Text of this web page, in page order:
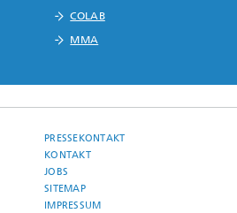
COLAB
MMA
PRESSEKONTAKT
KONTAKT
JOBS
SITEMAP
IMPRESSUM